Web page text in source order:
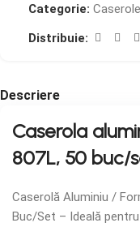
Categorie:
Distribuie:
Descriere
Caserola
807L, 50 buc/
Caserolă Aluminiu /
Buc/Set – Ideală